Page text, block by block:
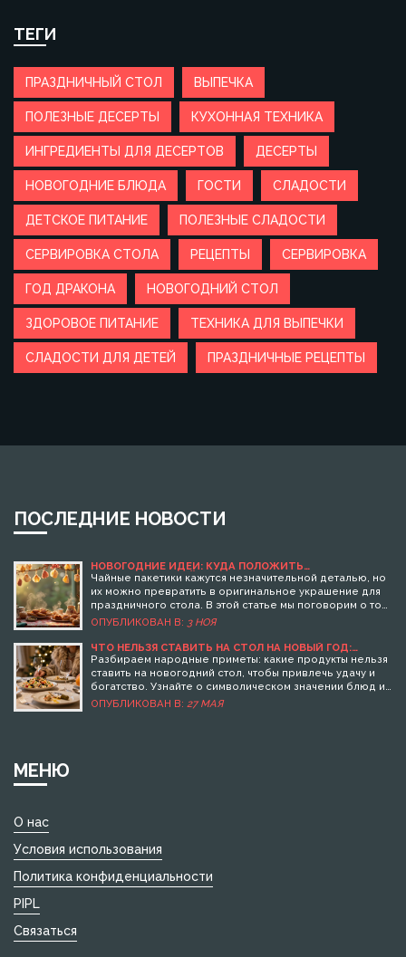
ТЕГИ
ПРАЗДНИЧНЫЙ СТОЛ ВЫПЕЧКА
ПОЛЕЗНЫЕ ДЕСЕРТЫ КУХОННАЯ ТЕХНИКА
ИНГРЕДИЕНТЫ ДЛЯ ДЕСЕРТОВ ДЕСЕРТЫ
НОВОГОДНИЕ БЛЮДА ГОСТИ СЛАДОСТИ
ДЕТСКОЕ ПИТАНИЕ ПОЛЕЗНЫЕ СЛАДОСТИ
СЕРВИРОВКА СТОЛА РЕЦЕПТЫ СЕРВИРОВКА
ГОД ДРАКОНА НОВОГОДНИЙ СТОЛ
ЗДОРОВОЕ ПИТАНИЕ ТЕХНИКА ДЛЯ ВЫПЕЧКИ
СЛАДОСТИ ДЛЯ ДЕТЕЙ ПРАЗДНИЧНЫЕ РЕЦЕПТЫ
ПОСЛЕДНИЕ НОВОСТИ
НОВОГОДНИЕ ИДЕИ: КУДА ПОЛОЖИТЬ
ИСПОЛЬЗОВАННЫЙ ПАКЕТИК ОТ ЧАЯ
Чайные пакетики кажутся незначительной деталью, но
их можно превратить в оригинальное украшение для
праздничного стола. В этой статье мы поговорим о том,
как дать вторую жизнь использованным чайным
вашего стола. Вы узнаете о некоторых креативных
способах использования чайных пакетиков, которые
дополнят праздничное настроение. Важно подходить
к делу творчески, и тогда ваш стол станет еще более
уютным и атмосферным.
ОПУБЛИКОВАН В: 3 НОЯ
ЧТО НЕЛЬЗЯ СТАВИТЬ НА СТОЛ НА НОВЫЙ ГОД:
НАРОДНЫЕ ПРИМЕТЫ И СУЕВЕРИЯ
Разбираем народные приметы: какие продукты нельзя
ставить на новогодний стол, чтобы привлечь удачу и
богатство. Узнайте о символическом значении блюд и
правилах сервировки.
ОПУБЛИКОВАН В: 27 МАЯ
МЕНЮ
О нас
Условия использования
Политика конфиденциальности
PIPL
Связаться